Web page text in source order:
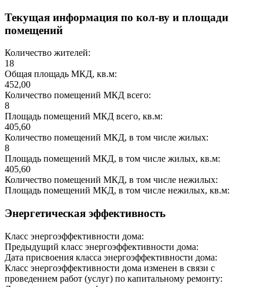
Текущая информация по кол-ву и площади
помещений
Количество жителей:
18
Общая площадь МКД, кв.м:
452,00
Количество помещений МКД всего:
8
Площадь помещений МКД всего, кв.м:
405,60
Количество помещений МКД, в том числе жилых:
8
Площадь помещений МКД, в том числе жилых, кв.м:
405,60
Количество помещений МКД, в том числе нежилых:
Площадь помещений МКД, в том числе нежилых, кв.м:
Энергетическая эффективность
Класс энергоэффективности дома:
Предыдущий класс энергоэффективности дома:
Дата присвоения класса энергоэффективности дома:
Класс энергоэффективности дома изменен в связи с
проведением работ (услуг) по капитальному ремонту: